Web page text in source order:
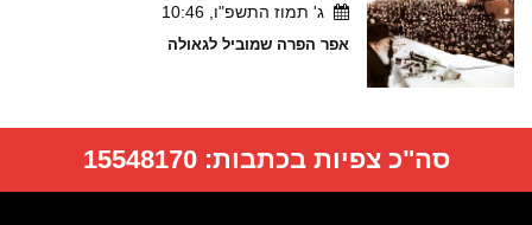
ג' תמוז התשפ"ו, 10:46
אפר הפרה שמוביל לגאולה
סה"כ צפיות בכתבות:15548170